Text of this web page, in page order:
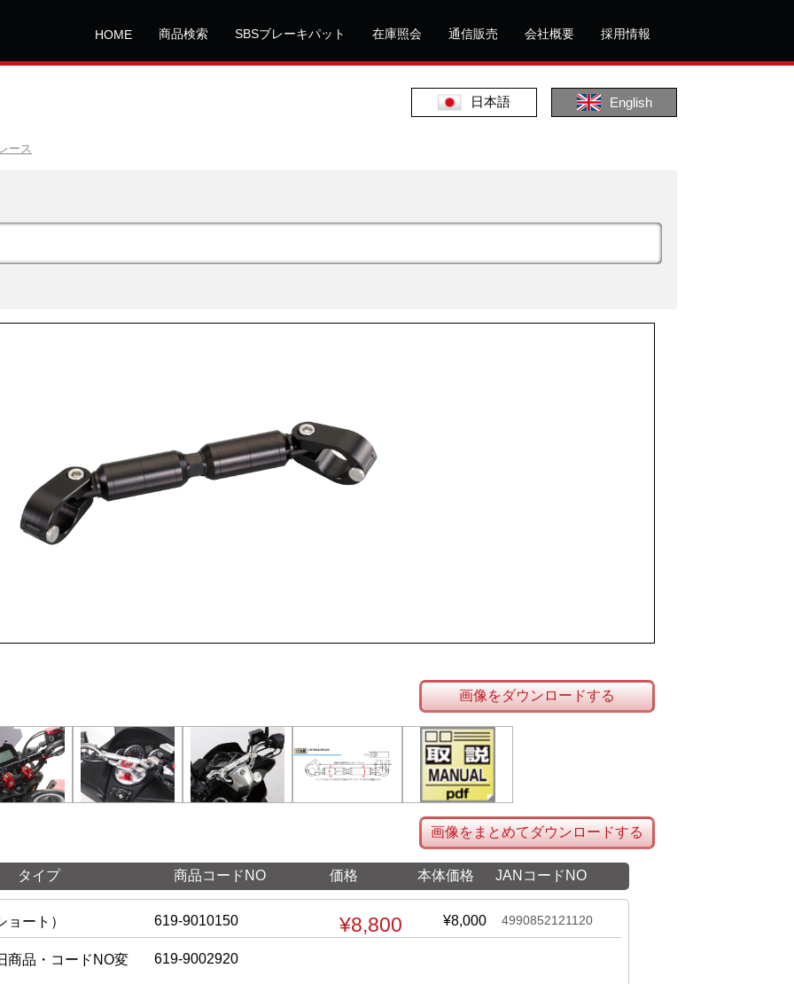
HOME 商品検索 SBSブレーキパット 在庫照会 通信販売 会社概要 採用情報
日本語 English
ース
画像をダウンロードする
画像をまとめてダウンロードする
タイプ 商品コードNO 価格 本体価格 JANコードNO
ョート） 619-9010150 ¥8,800 ¥8,000 4990852121120
商品・コードNO変 619-9002920